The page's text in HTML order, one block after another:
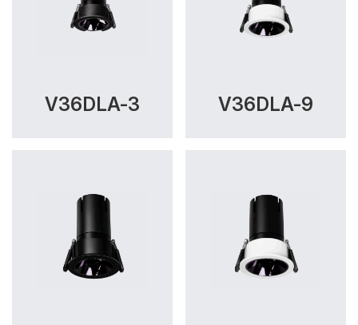
V36DLA-3 V36DLA-9